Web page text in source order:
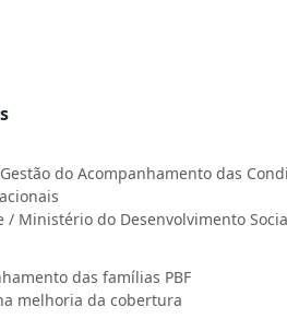
do Acompanhamento das
/ Ministério do Desenvolvimento
das famílias PBF
melhoria da cobertura